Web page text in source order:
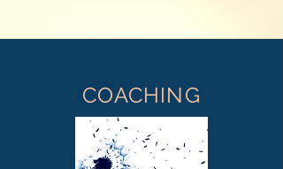
COACHING